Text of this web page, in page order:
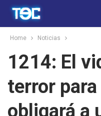
Home Noticias
1214: El
terror para
obligará a